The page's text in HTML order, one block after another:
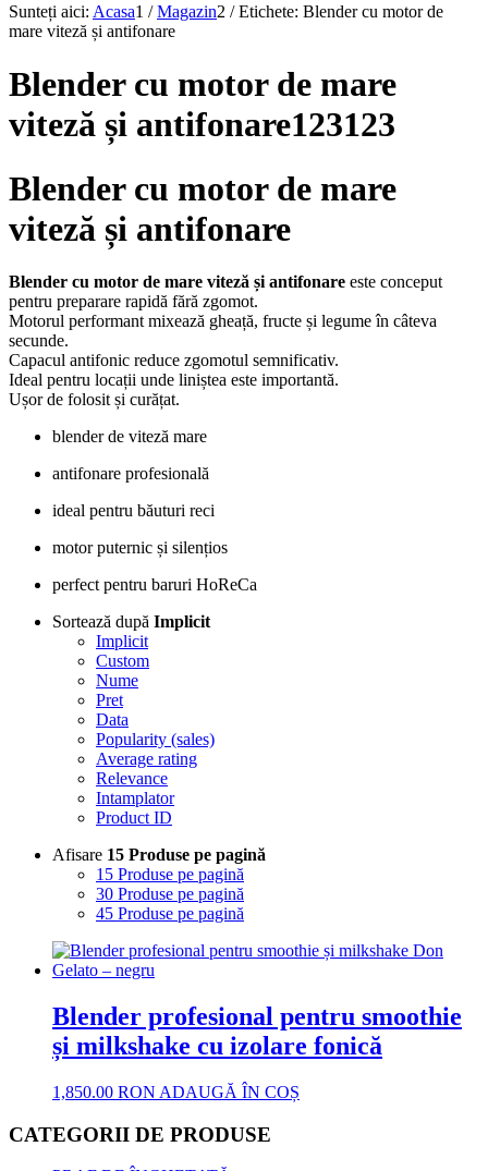
Sunteți aici: Acasa1 / Magazin2 / Etichete: Blender cu motor de
mare viteză și antifonare
Blender cu motor de mare
viteză și antifonare123123
Blender cu motor de mare
viteză și antifonare
Blender cu motor de mare viteză și antifonare este conceput
pentru preparare rapidă fără zgomot.
Motorul performant mixează gheață, fructe și legume în câteva
secunde.
Capacul antifonic reduce zgomotul semnificativ.
Ideal pentru locații unde liniștea este importantă.
Ușor de folosit și curățat.
blender de viteză mare
antifonare profesională
ideal pentru băuturi reci
motor puternic și silențios
perfect pentru baruri HoReCa
Sortează după Implicit
Implicit
Custom
Nume
Pret
Data
Popularity (sales)
Average rating
Relevance
Intamplator
Product ID
Afisare 15 Produse pe pagină
15 Produse pe pagină
30 Produse pe pagină
45 Produse pe pagină
Blender profesional pentru smoothie
și milkshake cu izolare fonică
1,850.00 RON ADAUGĂ ÎN COȘ
CATEGORII DE PRODUSE